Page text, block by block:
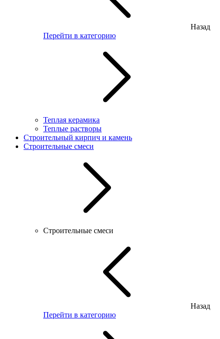
Назад
Перейти в категорию
Теплая керамика
Теплые растворы
Строительный кирпич и камень
Строительные смеси
Строительные смеси
Назад
Перейти в категорию